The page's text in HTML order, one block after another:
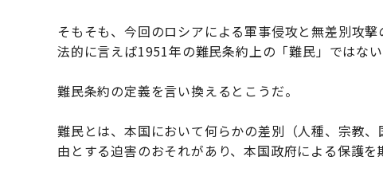
そもそも、今回のロシアによる軍事侵攻と無差別攻
法的に言えば1951年の難民条約上の「難民」ではない
難民条約の定義を言い換えるとこうだ。
難民とは、本国において何らかの差別（人種、宗教
由とする迫害のおそれがあり、本国政府による保護を